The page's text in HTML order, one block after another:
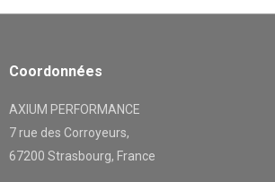
Coordonnées
AXIUM PERFORMANCE
7 rue des Corroyeurs,
67200 Strasbourg, France